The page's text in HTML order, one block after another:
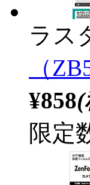
ラス
（
¥858
限定